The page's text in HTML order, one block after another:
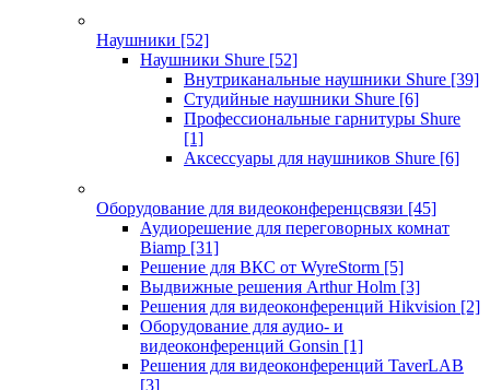
Наушники [52]
Наушники Shure [52]
Внутриканальные наушники Shure [39]
Студийные наушники Shure [6]
Профессиональные гарнитуры Shure
[1]
Аксессуары для наушников Shure [6]
Оборудование для видеоконференцсвязи [45]
Аудиорешение для переговорных комнат
Biamp [31]
Решение для ВКС от WyreStorm [5]
Выдвижные решения Arthur Holm [3]
Решения для видеоконференций Hikvision [2]
Оборудование для аудио- и
видеоконференций Gonsin [1]
Решения для видеоконференций TaverLAB
[3]